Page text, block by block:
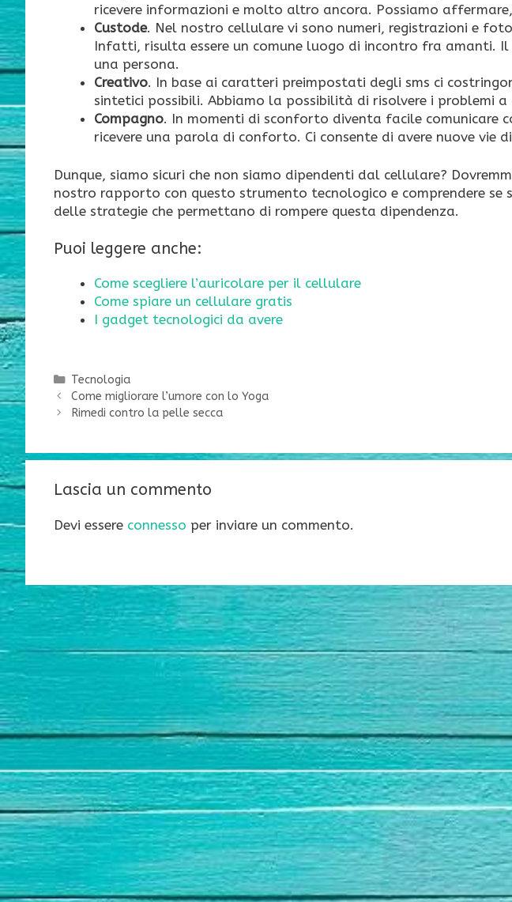
ricevere informazioni e molto altro ancora. Possiamo
Custode. Nel nostro cellulare vi sono numeri, registrazioni e
Infatti, risulta essere un comune luogo di incontro fra amanti.
una persona.
Creativo. In base ai caratteri preimpostati degli sms ci
sintetici possibili. Abbiamo la possibilità di risolvere i problemi a
Compagno. In momenti di sconforto diventa facile comunicare
ricevere una parola di conforto. Ci consente di avere nuove vie
Dunque, siamo sicuri che non siamo dipendenti dal cellulare?
nostro rapporto con questo strumento tecnologico e comprendere se
delle strategie che permettano di rompere questa dipendenza.
Puoi leggere anche:
Come scegliere l’auricolare per il cellulare
Come spiare un cellulare gratis
I gadget tecnologici da avere
Categorie
Tecnologia
Come migliorare l’umore con lo Yoga
Rimedi contro la pelle secca
Lascia un commento
Devi essere connesso per inviare un commento.